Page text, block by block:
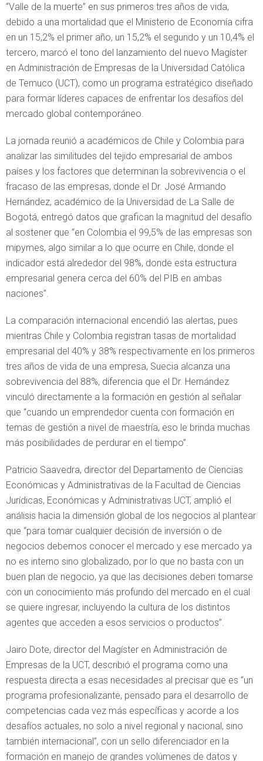
“Valle de la muerte” en sus primeros tres años de vida,
debido a una mortalidad que el Ministerio de Economía cifra
en un 15,2% el primer año, un 15,2% el segundo y un 10,4% el
tercero, marcó el tono del lanzamiento del nuevo Magíster
en Administración de Empresas de la Universidad Católica
de Temuco (UCT), como un programa estratégico diseñado
para formar líderes capaces de enfrentar los desafíos del
mercado global contemporáneo.
La jornada reunió a académicos de Chile y Colombia para
analizar las similitudes del tejido empresarial de ambos
países y los factores que determinan la sobrevivencia o el
fracaso de las empresas, donde el Dr. José Armando
Hernández, académico de la Universidad de La Salle de
Bogotá, entregó datos que grafican la magnitud del desafío
al sostener que “en Colombia el 99,5% de las empresas son
mipymes, algo similar a lo que ocurre en Chile, donde el
indicador está alrededor del 98%, donde esta estructura
empresarial genera cerca del 60% del PIB en ambas
naciones”.
La comparación internacional encendió las alertas, pues
mientras Chile y Colombia registran tasas de mortalidad
empresarial del 40% y 38% respectivamente en los primeros
tres años de vida de una empresa, Suecia alcanza una
sobrevivencia del 88%, diferencia que el Dr. Hernández
vinculó directamente a la formación en gestión al señalar
que “cuando un emprendedor cuenta con formación en
temas de gestión a nivel de maestría, eso le brinda muchas
más posibilidades de perdurar en el tiempo”.
Patricio Saavedra, director del Departamento de Ciencias
Económicas y Administrativas de la Facultad de Ciencias
Jurídicas, Económicas y Administrativas UCT, amplió el
análisis hacia la dimensión global de los negocios al plantear
que “para tomar cualquier decisión de inversión o de
negocios debemos conocer el mercado y ese mercado ya
no es interno sino globalizado, por lo que no basta con un
buen plan de negocio, ya que las decisiones deben tomarse
con un conocimiento más profundo del mercado en el cual
se quiere ingresar, incluyendo la cultura de los distintos
agentes que acceden a esos servicios o productos”.
Jairo Dote, director del Magíster en Administración de
Empresas de la UCT, describió el programa como una
respuesta directa a esas necesidades al precisar que es “un
programa profesionalizante, pensado para el desarrollo de
competencias cada vez más específicas y acorde a los
desafíos actuales, no solo a nivel regional y nacional, sino
también internacional”, con un sello diferenciador en la
formación en manejo de grandes volúmenes de datos y